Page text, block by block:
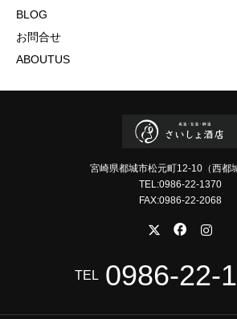
BLOG
お問合せ
ABOUTUS
宮崎県都城市松元町12-10（西都
TEL:0986-22-1370
FAX:0986-22-2068
TEL 0986-22-